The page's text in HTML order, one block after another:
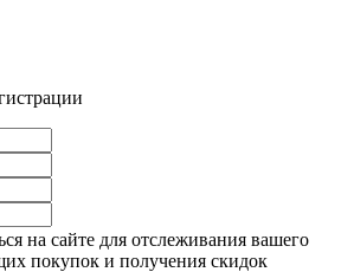
на сайте для отслеживания вашего
покупок и получения скидок